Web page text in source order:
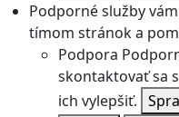
Podporné služby
tímom stránok a
Podpora
skontaktovať sa
ich vylepšiť.